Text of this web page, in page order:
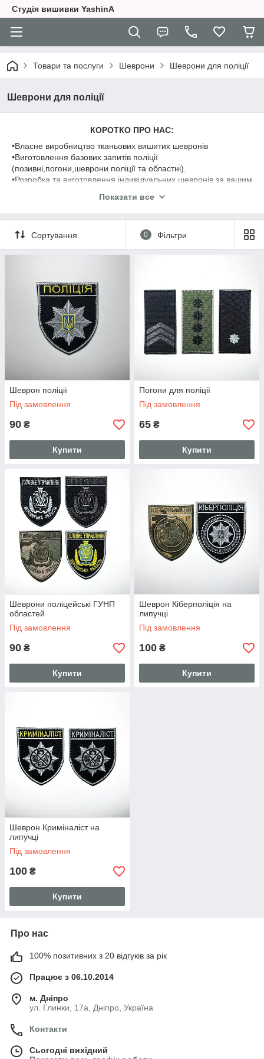
Студія вишивки YashinA
Товари та послуги Шеврони Шеврони для поліції
Шеврони для поліції
КОРОТКО ПРО НАС:
•Власне виробництво тканьових вишитих шевронів
•Виготовлення базових запитів поліції
(позивні,погони,шеврони поліції та областні).
•Розробка та виготовлення індивідуальних шевронів за вашим
•Ассортимент готових дизайнів шевронів (уточнюйте при
Показати все
Сортування 0 Фільтри
Шеврон поліції
Під замовлення
90 ₴
Купити
Погони для поліції
Під замовлення
65 ₴
Купити
Шеврони поліцейські ГУНП
областей
Під замовлення
90 ₴
Купити
Шеврон Кіберполіція на
липучці
Під замовлення
100 ₴
Купити
Шеврон Криміналіст на
липучці
Під замовлення
100 ₴
Купити
Про нас
100% позитивних з 20 відгуків за рік
Працює з 06.10.2014
м. Дніпро
ул. Глинки, 17а, Дніпро, Україна
Контакти
Сьогодні вихідний